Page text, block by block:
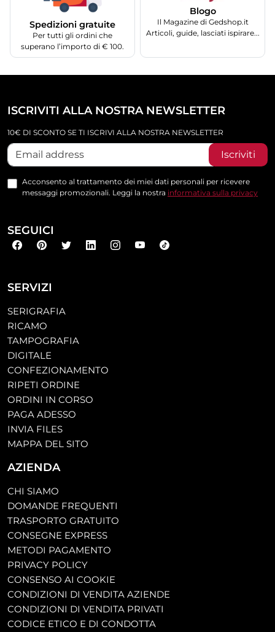
Spedizioni gratuite
Per tutti gli ordini che
superano l’importo di € 100.
Blogo
Il Magazine di Gedshop.it
Articoli, guide, lasciati ispirare...
SERVIZI
SERIGRAFIA
RICAMO
TAMPOGRAFIA
DIGITALE
CONFEZIONAMENTO
RIPETI ORDINE
ORDINI IN CORSO
PAGA ADESSO
INVIA FILES
MAPPA DEL SITO
AZIENDA
CHI SIAMO
DOMANDE FREQUENTI
TRASPORTO GRATUITO
CONSEGNE EXPRESS
METODI PAGAMENTO
PRIVACY POLICY
CONSENSO AI COOKIE
CONDIZIONI DI VENDITA AZIENDE
CONDIZIONI DI VENDITA PRIVATI
CODICE ETICO E DI CONDOTTA
ISCRIVITI ALLA NOSTRA NEWSLETTER
10€ DI SCONTO SE TI ISCRIVI ALLA NOSTRA NEWSLETTER
Iscriviti
Acconsento al trattamento dei miei dati personali per ricevere
messaggi promozionali. Leggi la nostra informativa sulla privacy
SEGUICI